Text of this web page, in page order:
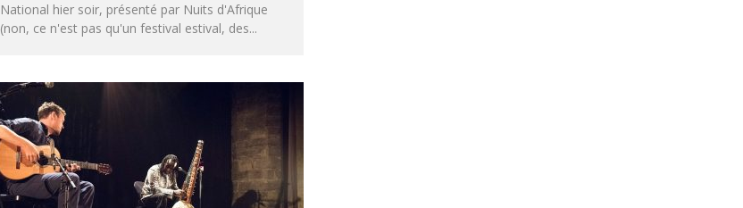
National hier soir, présenté par Nuits d'Afrique
(non, ce n'est pas qu'un festival estival, des...